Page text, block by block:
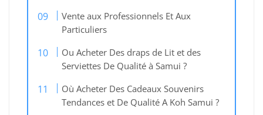
Vente aux Professionnels Et Aux
Particuliers
Ou Acheter Des draps de Lit et des
Serviettes De Qualité à Samui ?
Où Acheter Des Cadeaux Souvenirs
Tendances et De Qualité A Koh Samui ?